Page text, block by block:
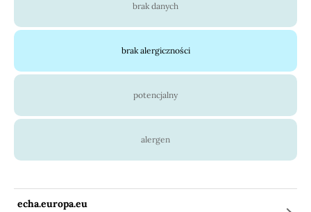
brak danych
brak alergiczności
potencjalny
alergen
echa.europa.eu